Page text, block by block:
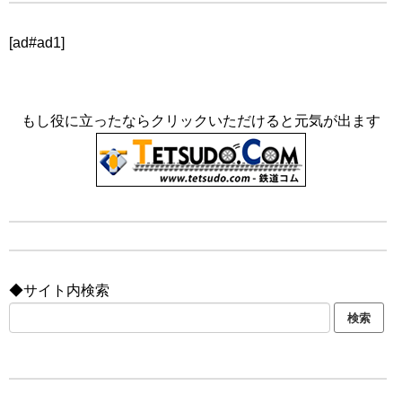
[ad#ad1]
もし役に立ったならクリックいただけると元気が出ます
◆サイト内検索